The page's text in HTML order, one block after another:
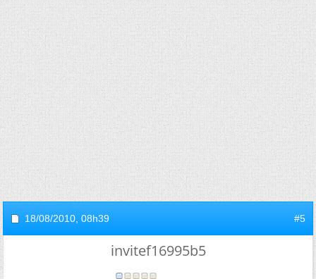
18/08/2010, 08h39 #5
invitef16995b5